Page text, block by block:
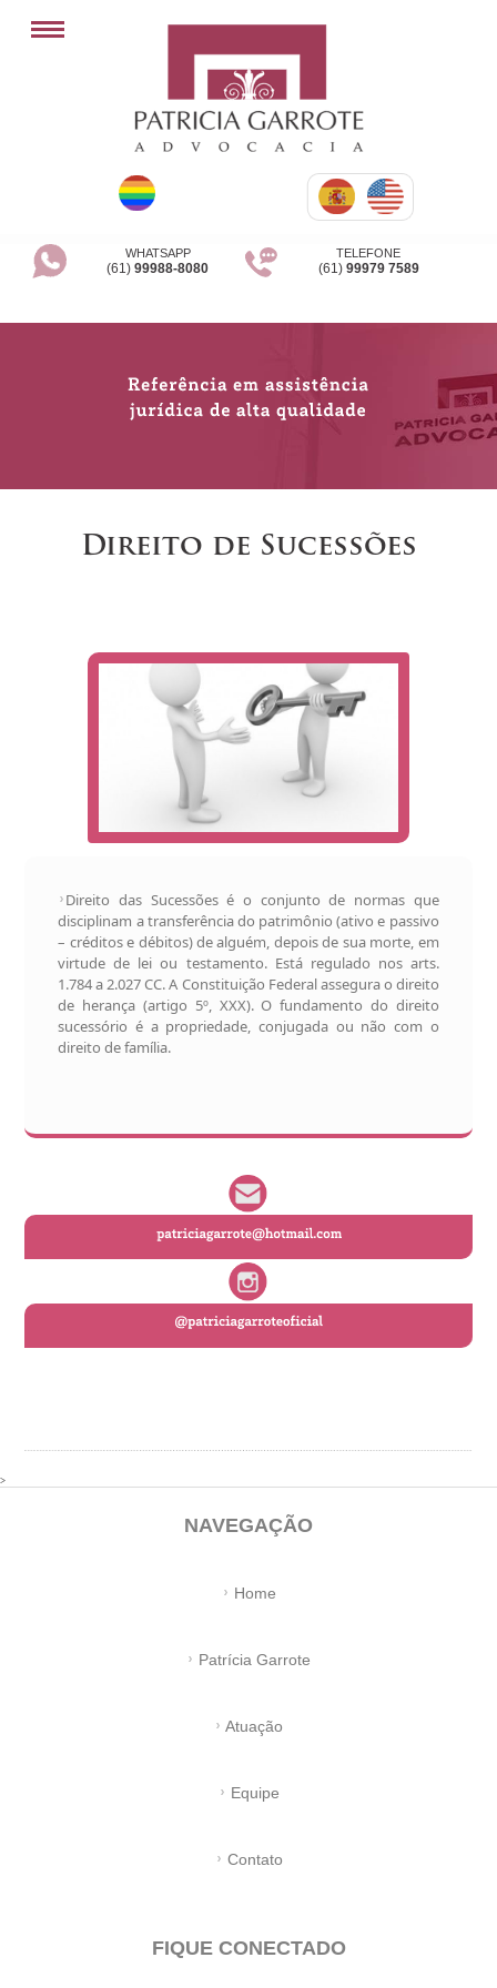
WHATSAPP
(61)99988-8080
TELEFONE
(61) 99979 7589
Direito de Sucessões
Direito das Sucessões é o conjunto de normas que
disciplinam a transferência do patrimônio (ativo e passivo
– créditos e débitos) de alguém, depois de sua morte, em
virtude de lei ou testamento. Está regulado nos arts.
1.784 a 2.027 CC. A Constituição Federal assegura o direito
de herança (artigo 5º, XXX). O fundamento do direito
sucessório é a propriedade, conjugada ou não com o
direito de família.
>
NAVEGAÇÃO
Home
Patrícia Garrote
Atuação
Equipe
Contato
FIQUE CONECTADO